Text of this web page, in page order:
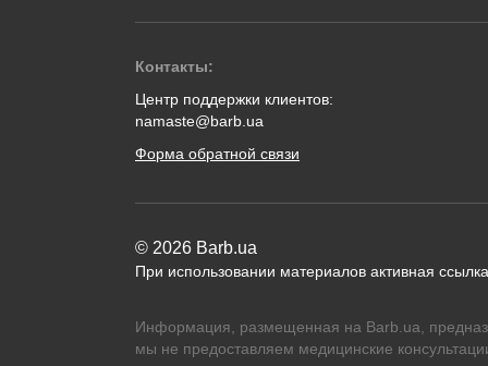
Контакты:
Центр поддержки клиентов:
namaste@barb.ua
Форма обратной связи
© 2026 Barb.ua
При использовании материалов активная
Информация, размещенная на Barb.ua,
мы не предоставляем медицинские